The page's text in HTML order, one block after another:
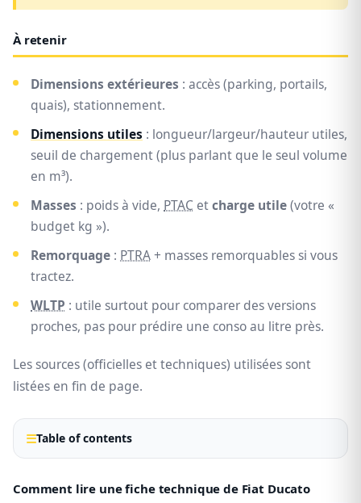
À retenir
Dimensions extérieures : accès (parking, portails,
quais), stationnement.
Dimensions utiles : longueur/largeur/hauteur utiles,
seuil de chargement (plus parlant que le seul volume
en m³).
Masses : poids à vide, PTAC etcharge utile(votre «
budget kg »).
Remorquage : PTRA+ masses remorquables si vous
tractez.
WLTP : utile surtout pour comparer des versions
proches, pas pour prédire une conso au litre près.
Les sources (officielles et techniques) utilisées sont
listées en fin de page.
Table of contents
Comment lire une fiche technique de Fiat Ducato